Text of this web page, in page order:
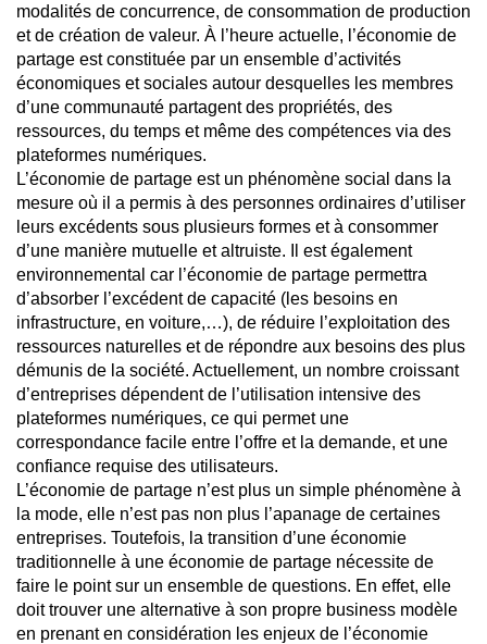
modalités de concurrence, de consommation de production
et de création de valeur. À l’heure actuelle, l’économie de
partage est constituée par un ensemble d’activités
économiques et sociales autour desquelles les membres
d’une communauté partagent des propriétés, des
ressources, du temps et même des compétences via des
plateformes numériques.
L’économie de partage est un phénomène social dans la
mesure où il a permis à des personnes ordinaires d’utiliser
leurs excédents sous plusieurs formes et à consommer
d’une manière mutuelle et altruiste. Il est également
environnemental car l’économie de partage permettra
d’absorber l’excédent de capacité (les besoins en
infrastructure, en voiture,…), de réduire l’exploitation des
ressources naturelles et de répondre aux besoins des plus
démunis de la société. Actuellement, un nombre croissant
d’entreprises dépendent de l’utilisation intensive des
plateformes numériques, ce qui permet une
correspondance facile entre l’offre et la demande, et une
confiance requise des utilisateurs.
L’économie de partage n’est plus un simple phénomène à
la mode, elle n’est pas non plus l’apanage de certaines
entreprises. Toutefois, la transition d’une économie
traditionnelle à une économie de partage nécessite de
faire le point sur un ensemble de questions. En effet, elle
doit trouver une alternative à son propre business modèle
en prenant en considération les enjeux de l’économie